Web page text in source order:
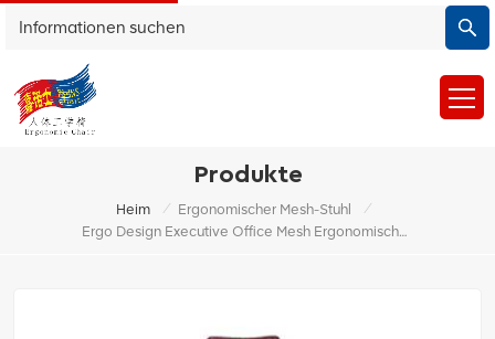
Produkte
Heim / Ergonomischer Mesh-Stuhl
/
Ergo Design Executive Office Mesh Ergonomische Chef-Bürostühle